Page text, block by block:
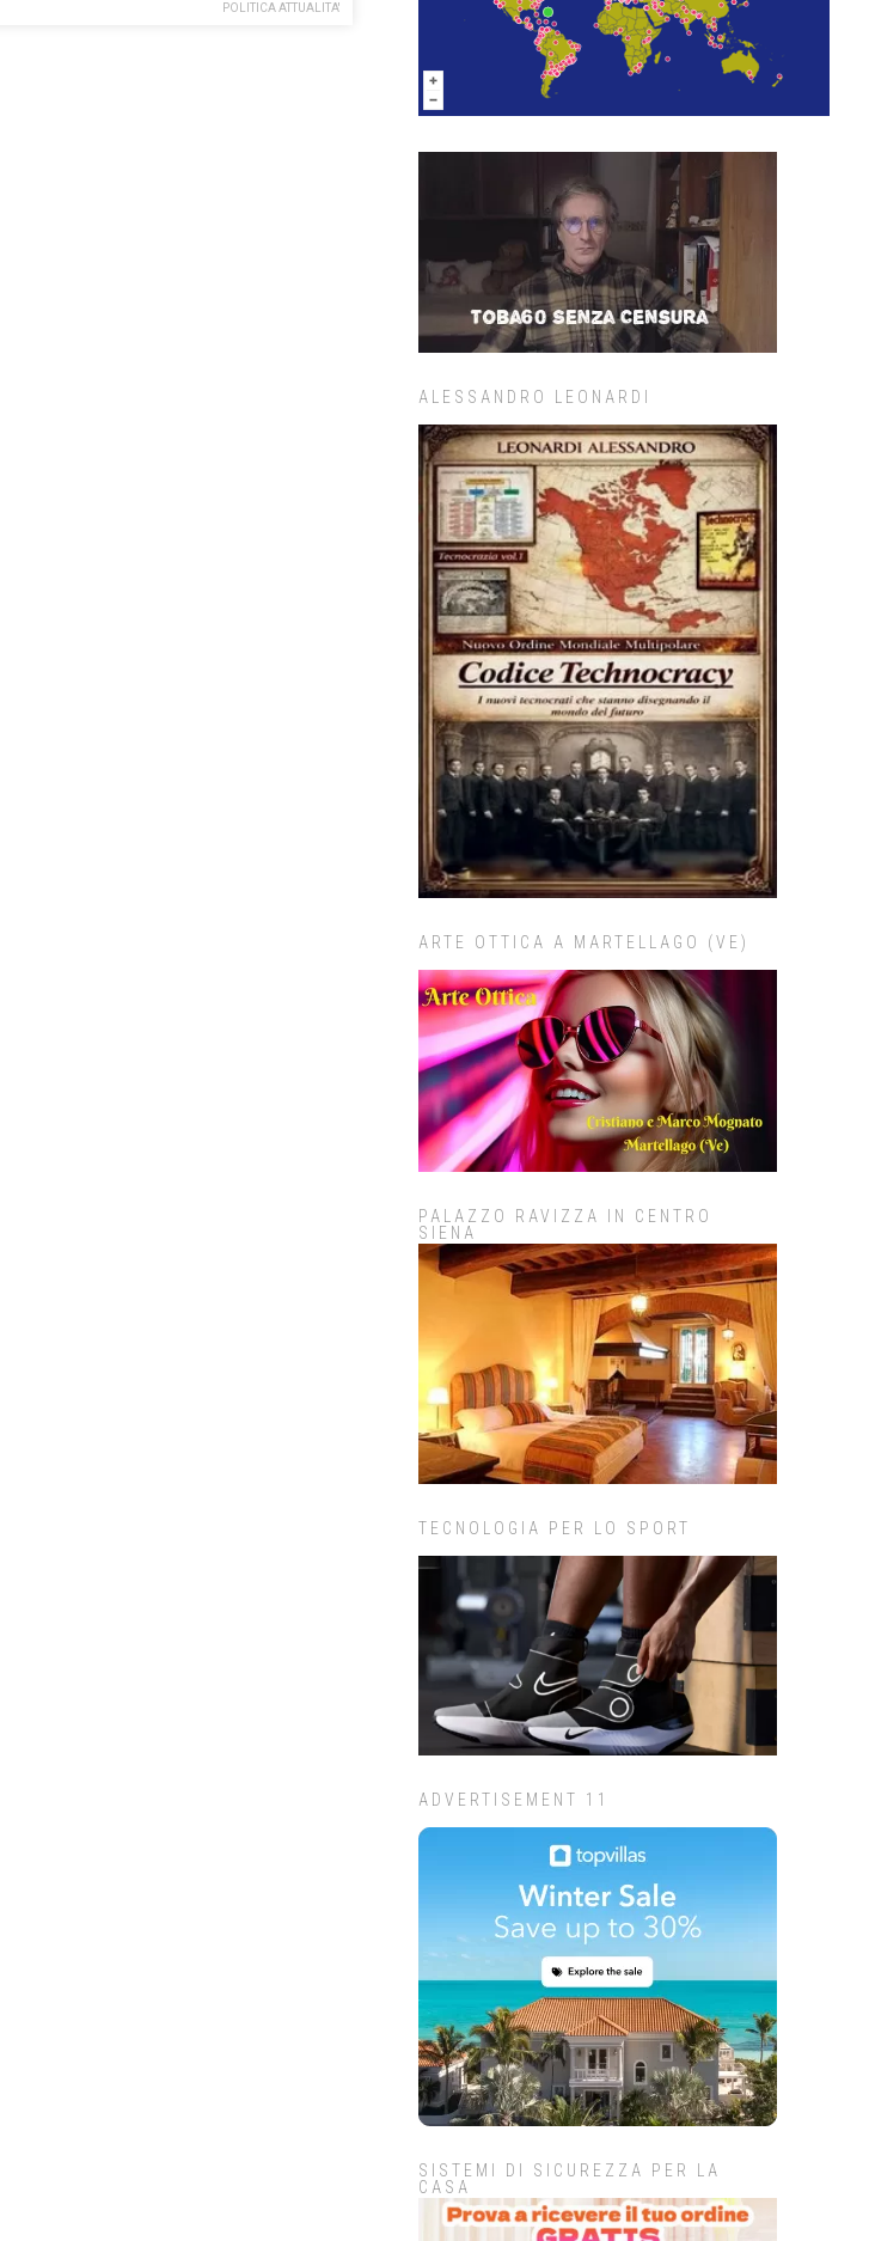
POLITICA ATTUALITA'
ALESSANDRO LEONARDI
ARTE OTTICA A MARTELLAGO (VE)
PALAZZO RAVIZZA IN CENTRO
SIENA
TECNOLOGIA PER LO SPORT
ADVERTISEMENT 11
SISTEMI DI SICUREZZA PER LA
CASA